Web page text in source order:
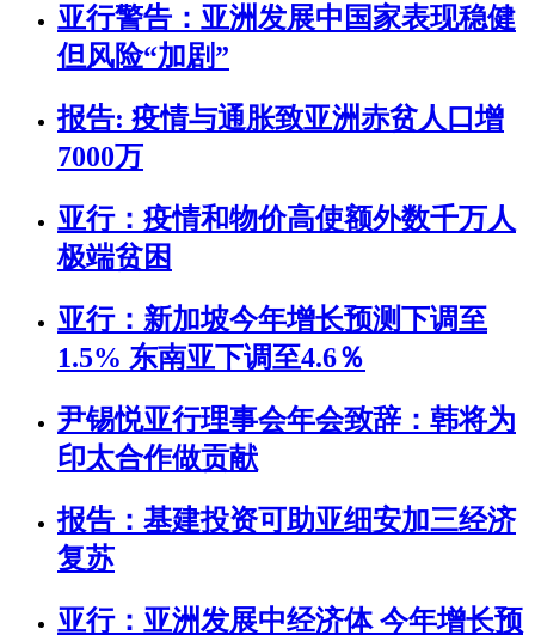
亚行警告：亚洲发展中国家表现稳健
但风险“加剧”
报告: 疫情与通胀致亚洲赤贫人口增
7000万
亚行：疫情和物价高使额外数千万人
极端贫困
亚行：新加坡今年增长预测下调至
1.5% 东南亚下调至4.6％
尹锡悦亚行理事会年会致辞：韩将为
印太合作做贡献
报告：基建投资可助亚细安加三经济
复苏
亚行：亚洲发展中经济体 今年增长预